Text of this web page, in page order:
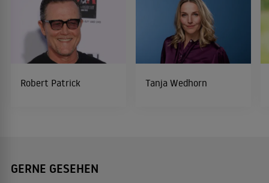
Robert Patrick Tanja Wedhorn
GERNE GESEHEN